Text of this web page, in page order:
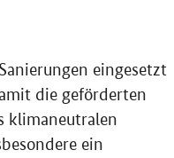
eingesetzt
die geförderten
klimaneutralen
ein